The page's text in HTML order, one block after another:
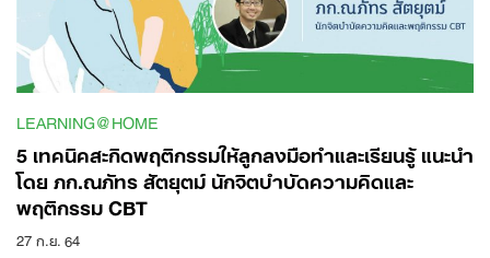
LEARNING@HOME
5 เทคนิคสะกิดพฤติกรรมให้ลูกลงมือทำและเรียนรู้ แนะนำ
โดย ภก.ณภัทร สัตยุตม์ นักจิตบำบัดความคิดและ
พฤติกรรม CBT
27 ก.ย. 64